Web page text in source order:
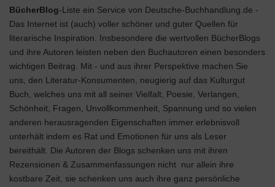
BücherBlog-Liste ein Service von Deutsche-Buchhandlung.de -
Das Internet ist (auch) voller schöner und guter Quellen für
literarische Inspiration. Insbesondere die wertvollen BücherBlogs
und ihre Autoren leisten neben den Buchautoren einen besonders
wichtigen Beitrag. Mit - und aus ihrer Perspektive machen Sie
uns, den Literatur-Konsumenten, neugierig auf das Kulturgut
Buch, welches uns mit all seiner Vielfalt, Poesie, Verlangen,
Schönheit, Fragen, Unvollkommenheit, Spannung und so vielen
anderen herausragenden Eigenschaften immer erlebnisvoll
unterhält indem es Rat und Emotionen für uns als Leser
bereithält. Die Autoren der Blogs schenken uns mit ihren
Rezensionen & Zusammenfassungen nicht nur allein ihre
kostbare Zeit, sie schenken uns auch ihre ganz persönliche